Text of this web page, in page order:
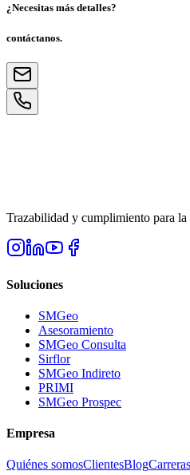
¿Necesitas más detalles?
contáctanos.
Trazabilidad y cumplimiento para
Soluciones
SMGeo
Asesoramiento
SMGeo Consulta
Sirflor
SMGeo Indireto
PRIMI
SMGeo Prospec
Empresa
Quiénes somosClientesBlogCarreras